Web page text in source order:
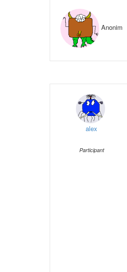
Anonim
alex
Participant